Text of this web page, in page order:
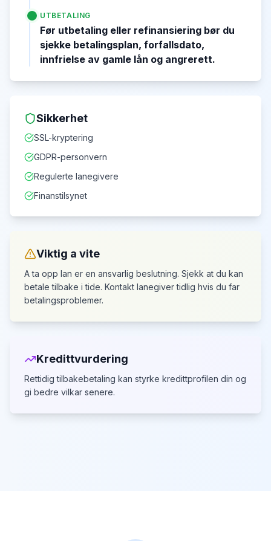
UTBETALING
Før utbetaling eller refinansiering bør du
sjekke betalingsplan, forfallsdato,
innfrielse av gamle lån og angrerett.
Sikkerhet
SSL-kryptering
GDPR-personvern
Regulerte lanegivere
Finanstilsynet
Viktig a vite
A ta opp lan er en ansvarlig beslutning. Sjekk at du kan
betale tilbake i tide. Kontakt lanegiver tidlig hvis du far
betalingsproblemer.
Kredittvurdering
Rettidig tilbakebetaling kan styrke kredittprofilen din og
gi bedre vilkar senere.